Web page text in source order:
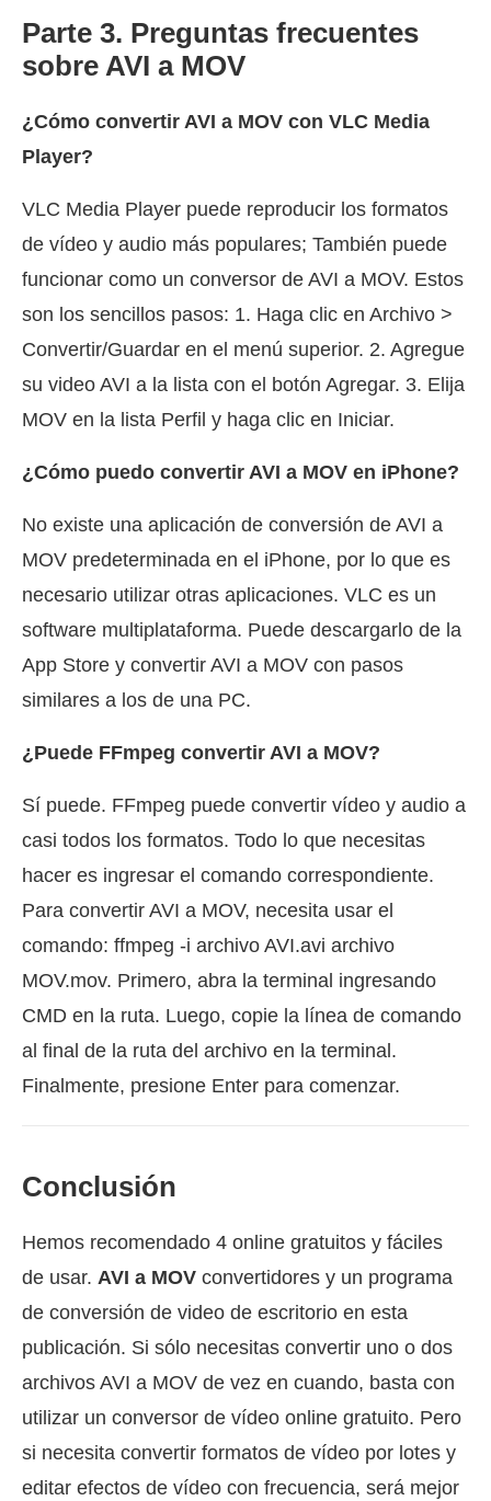
Parte 3. Preguntas frecuentes
sobre AVI a MOV
¿Cómo convertir AVI a MOV con VLC Media
Player?
VLC Media Player puede reproducir los formatos
de vídeo y audio más populares; También puede
funcionar como un conversor de AVI a MOV. Estos
son los sencillos pasos: 1. Haga clic en Archivo >
Convertir/Guardar en el menú superior. 2. Agregue
su video AVI a la lista con el botón Agregar. 3. Elija
MOV en la lista Perfil y haga clic en Iniciar.
¿Cómo puedo convertir AVI a MOV en iPhone?
No existe una aplicación de conversión de AVI a
MOV predeterminada en el iPhone, por lo que es
necesario utilizar otras aplicaciones. VLC es un
software multiplataforma. Puede descargarlo de la
App Store y convertir AVI a MOV con pasos
similares a los de una PC.
¿Puede FFmpeg convertir AVI a MOV?
Sí puede. FFmpeg puede convertir vídeo y audio a
casi todos los formatos. Todo lo que necesitas
hacer es ingresar el comando correspondiente.
Para convertir AVI a MOV, necesita usar el
comando: ffmpeg -i archivo AVI.avi archivo
MOV.mov. Primero, abra la terminal ingresando
CMD en la ruta. Luego, copie la línea de comando
al final de la ruta del archivo en la terminal.
Finalmente, presione Enter para comenzar.
Conclusión
Hemos recomendado 4 online gratuitos y fáciles
de usar. AVI a MOV convertidores y un programa
de conversión de video de escritorio en esta
publicación. Si sólo necesitas convertir uno o dos
archivos AVI a MOV de vez en cuando, basta con
utilizar un conversor de vídeo online gratuito. Pero
si necesita convertir formatos de vídeo por lotes y
editar efectos de vídeo con frecuencia, será mejor